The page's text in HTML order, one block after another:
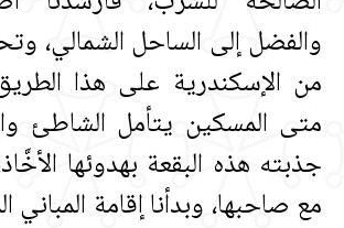
والفضل إلى الساحل الشمالي،
من الإسكندرية على هذا
متى المسكين يتأمل الشاطئ
جذبته هذه البقعة بهدوئها
مع صاحبها، وبدأنا إقامة المباني